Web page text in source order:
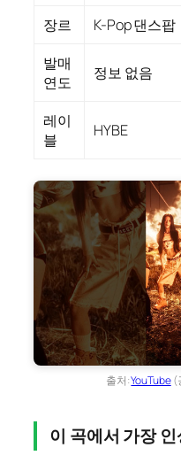
장르
K-Pop 댄스팝
발매
연도
정보 없음
레이
블
HYBE
출처:YouTube(
이 곡에서 가장